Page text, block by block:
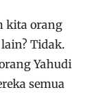
kita orang
Tidak.
Yahudi
semua